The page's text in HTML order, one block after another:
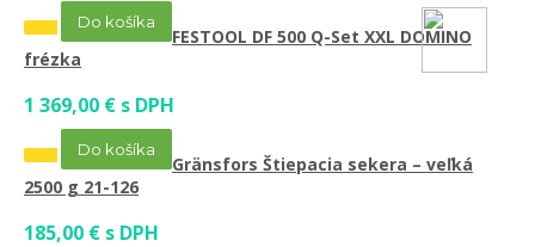
Do košíka
FESTOOL DF 500 Q-Set XXL DOMINO
frézka
1 369,00 € s DPH
Do košíka
Gränsfors Štiepacia sekera – veľká
2500 g 21-126
185,00 € s DPH